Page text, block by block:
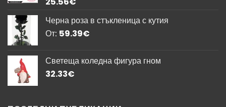
Черна роза в стъкленица с кутия
От: 59.39€
Светеща коледна фигура гном
32.33€